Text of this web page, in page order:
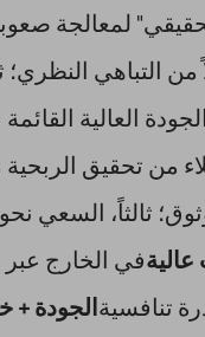
لمعالجة
من التباهي النظري؛
العالية
من تحقيق
ثالثاً، السعي
في الخارج عبر
الجودة + تنافسية